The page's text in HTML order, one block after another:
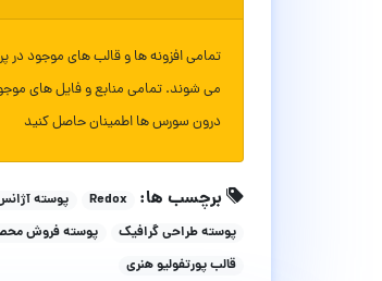
تمامی افزونه ها و قالب های موجود در
می شوند. تمامی منابع و فایل های
درون سورس ها اطمینان حاصل کنید
برچسب ها: Redox پوسته
پوسته طراحی گرافیک
پوسته فروش
قالب پورتفولیو هنری